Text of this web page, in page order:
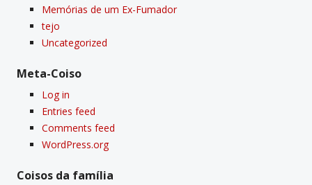
Memórias de um Ex-Fumador
tejo
Uncategorized
Meta-Coiso
Log in
Entries feed
Comments feed
WordPress.org
Coisos da famí­lia